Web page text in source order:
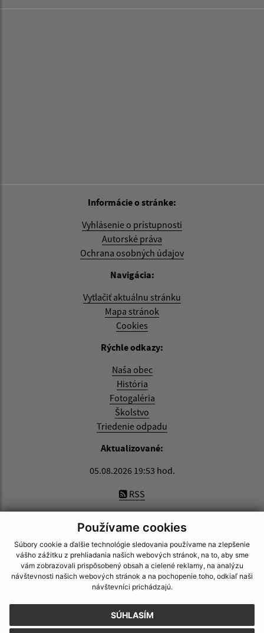
Používame cookies
Súbory cookie a ďalšie technológie sledovania používame na zlepšenie
vášho zážitku z prehliadania našich webových stránok, na to, aby sme
vám zobrazovali prispôsobený obsah a cielené reklamy, na analýzu
návštevnosti našich webových stránok a na pochopenie toho, odkiaľ naši
návštevníci prichádzajú.
SÚHLASÍM
Informácie o stránke:
Vyhlásenie o prístupnosti
Autorské práva
Ochrana osobných údajov
Navigácia:
Vytlačiť aktuálnu stránku
Mapa stránok
Cookies
Rýchle odkazy:
Naša obec
História
Fotogaléria
Školstvo
Triedenie odpadu
Aktualizované:
05.08.2026 19:53 hod.
RSS
Správca obsahu je Obec Zemplínska Nová Ves.
Vytvorené v súlade sJednotným dizajn manuálom
elektronických služieb.
CMS systém (redakčný) systém ECHELON 2
web portál
webex.digital, s.r.o.
domény
spoločnosť webex.digital, s.r.o.